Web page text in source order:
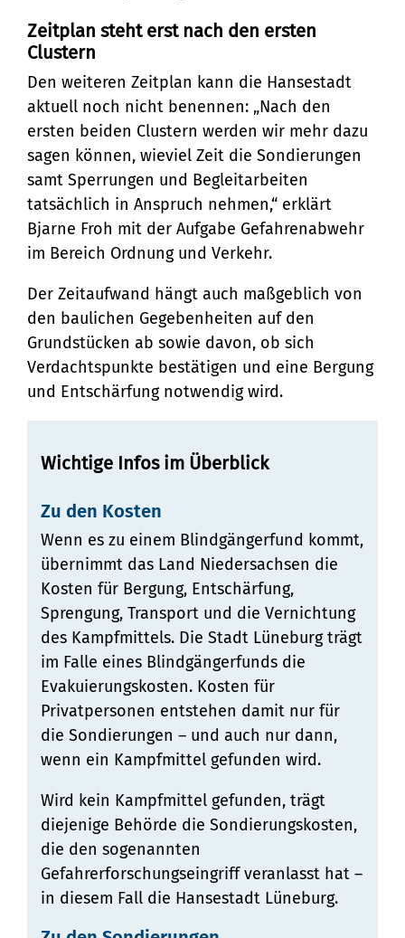
Zeitplan steht erst nach den ersten
Clustern
Den weiteren Zeitplan kann die Hansestadt
aktuell noch nicht benennen: „Nach den
ersten beiden Clustern werden wir mehr dazu
sagen können, wieviel Zeit die Sondierungen
samt Sperrungen und Begleitarbeiten
tatsächlich in Anspruch nehmen,“ erklärt
Bjarne Froh mit der Aufgabe Gefahrenabwehr
im Bereich Ordnung und Verkehr.
Der Zeitaufwand hängt auch maßgeblich von
den baulichen Gegebenheiten auf den
Grundstücken ab sowie davon, ob sich
Verdachtspunkte bestätigen und eine Bergung
und Entschärfung notwendig wird.
Wichtige Infos im Überblick
Zu den Kosten
Wenn es zu einem Blindgängerfund kommt,
übernimmt das Land Niedersachsen die
Kosten für Bergung, Entschärfung,
Sprengung, Transport und die Vernichtung
des Kampfmittels. Die Stadt Lüneburg trägt
im Falle eines Blindgängerfunds die
Evakuierungskosten. Kosten für
Privatpersonen entstehen damit nur für
die Sondierungen – und auch nur dann,
wenn ein Kampfmittel gefunden wird.
Wird kein Kampfmittel gefunden, trägt
diejenige Behörde die Sondierungskosten,
die den sogenannten
Gefahrerforschungseingriff veranlasst hat –
in diesem Fall die Hansestadt Lüneburg.